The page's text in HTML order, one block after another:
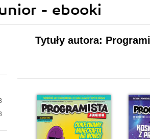
- ebooki
Tytuły autora: